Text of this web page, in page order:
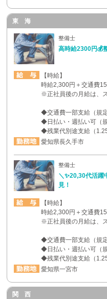
東 海
整備士
高時給2300円💰
【時給】
時給2,300円＋交通費
※正社員後の月給は、
◆交通費一部支給（規定
◆日払い・週払い可（規
◆残業代別途支給（1.25
愛知県長久手市
整備士
＼✨20,30代活躍
見！
【時給】
時給2,300円＋交通費
※正社員後の月給は、
◆交通費一部支給（規定
◆日払い・週払い可（規
◆残業代別途支給（1.25
愛知県一宮市
関 西